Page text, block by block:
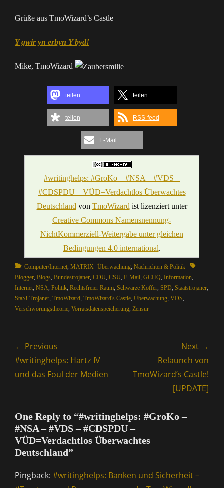
Grüße aus TmoWizard’s Castle
Y gwir yn erbyn Y byd!
Mike, TmoWizard
teilen teilen
teilen RSS-feed
E-Mail
#writinghelps: #GroKo – #NSA – #VDS –
#CDSPDU – VÜD=Verdachtlos Überwachtes
Deutschland von TmoWizard ist lizenziert unter
Creative Commons Namensnennung-
NichtKommerziell-Weitergabe unter gleichen
Bedingungen 4.0 international.
Categories
Computer/Internet, MATRIX=Überwachung, Nachrichten & Politik
Tags
Blogger, Blogs, Bundestrojaner, CDU, CSU, E-Mail, GCHQ, Information,
Internet, NSA, Politik, Rechtsfreier Raum, Schwarze Koffer, SPD, Staatstrojaner,
StaSi-Trojaner, TmoWizard, TmoWizard's Castle, Überwachung, VDS,
Verschwörungstheorie, Vorratsdatenspeicherung, Zensur
Beitragsnavigation
← Previous
Previous
post:
#writinghelps: Hartz IV
und das Foul der Medien
Next →
Relaunch von
TmoWizard’s Castle!
[UPDATE]
One Reply to “#writinghelps: #GroKo –
#NSA – #VDS – #CDSPDU –
VÜD=Verdachtlos Überwachtes
Deutschland”
Pingback: #writinghelps: Banken und Sicherheit –